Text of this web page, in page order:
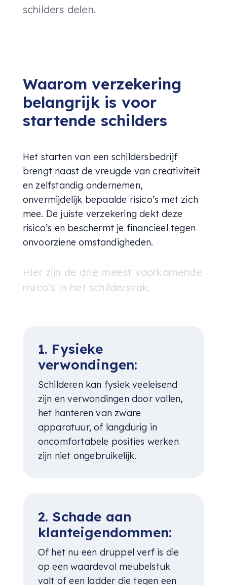
schilders delen.
Waarom verzekering
belangrijk is voor
startende schilders
Het starten van een schildersbedrijf
brengt naast de vreugde van creativiteit
en zelfstandig ondernemen,
onvermijdelijk bepaalde risico’s met zich
mee. De juiste verzekering dekt deze
risico’s en beschermt je financieel tegen
onvoorziene omstandigheden.
Hier zijn de drie meest voorkomende
risico’s in het schildersvak:
1. Fysieke
verwondingen:
Schilderen kan fysiek veeleisend
zijn en verwondingen door vallen,
het hanteren van zware
apparatuur, of langdurig in
oncomfortabele posities werken
zijn niet ongebruikelijk.
2. Schade aan
klanteigendommen:
Of het nu een druppel verf is die
op een waardevol meubelstuk
valt of een ladder die tegen een